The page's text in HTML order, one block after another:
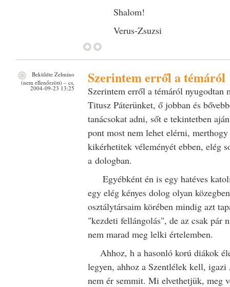
Shalom!
Verus-Zsuzsi
Szerintem erről a témáról
Szerintem erről a témáról nyugodtan
Titusz Páterünket, ő jobban és
tanácsokat adni, sőt e tekintetben
pont most nem lehet elérni,
kikérhetitek véleményét ebben, elég
a dologban.
Egyébként én is egy hatéves
egy elég kényes dolog olyan
osztálytársaim körében mindig azt
"kezdeti fellángolás", de az csak pár
nem marad meg lelki értelemben.
Ahhoz, h a hasonló korú diákok
legyen, ahhoz a Szentlélek kell,
nem ér semmit. Mi elvethetjük, meg
Beküldte Zelmino
(nem ellenőrzött) – cs,
2004-09-23 13:25